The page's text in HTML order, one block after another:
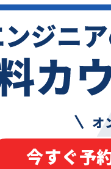
オ
今すぐ予